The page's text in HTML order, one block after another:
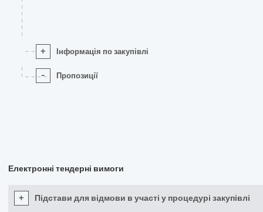
+ Інформація по закупівлі
- Пропозиції
Електронні тендерні вимоги
+ Підстави для відмови в участі у процедурі закупівлі